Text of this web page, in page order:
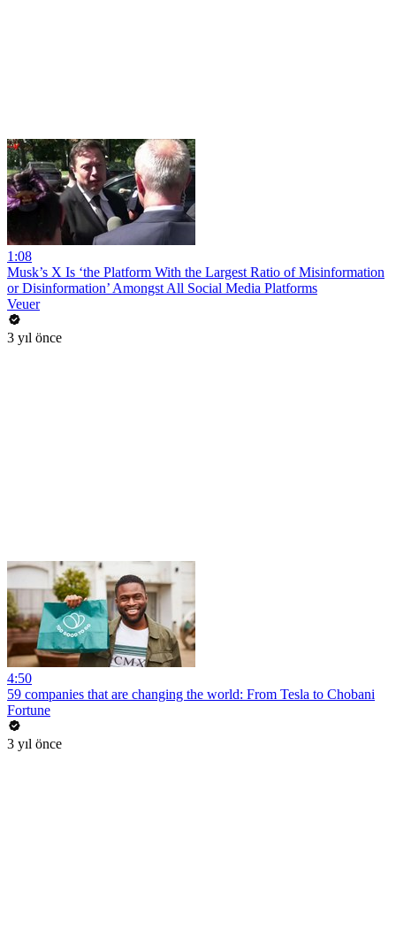
1:08
Musk’s X Is ‘the Platform With the Largest Ratio of Misinformation
or Disinformation’ Amongst All Social Media Platforms
Veuer
3 yıl önce
4:50
59 companies that are changing the world: From Tesla to Chobani
Fortune
3 yıl önce